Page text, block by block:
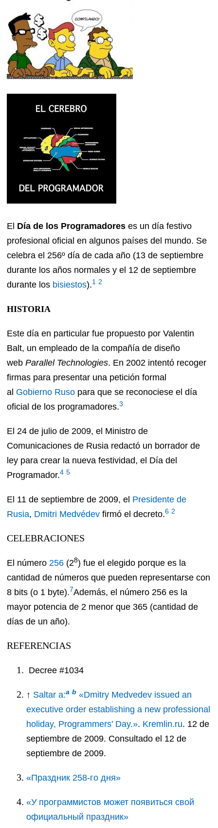
El Día de los Programadores es un día festivo
profesional oficial en algunos países del mundo. Se
celebra el 256º día de cada año (13 de septiembre
durante los años normales y el 12 de septiembre
durante los bisiestos).1 2
HISTORIA
Este día en particular fue propuesto por Valentin
Balt, un empleado de la compañía de diseño
web Parallel Technologies. En 2002 intentó recoger
firmas para presentar una petición formal
al Gobierno Ruso para que se reconociese el día
oficial de los programadores.3
El 24 de julio de 2009, el Ministro de
Comunicaciones de Rusia redactó un borrador de
ley para crear la nueva festividad, el Día del
Programador.4 5
El 11 de septiembre de 2009, el Presidente de
Rusia, Dmitri Medvédev firmó el decreto.6 2
CELEBRACIONES
El número 256 (28) fue el elegido porque es la
cantidad de números que pueden representarse con
8 bits (o 1 byte).7Además, el número 256 es la
mayor potencia de 2 menor que 365 (cantidad de
días de un año).
REFERENCIAS
Decree #1034
↑ Saltar a:a b «Dmitry Medvedev issued an
executive order establishing a new professional
holiday, Programmers’ Day.». Kremlin.ru. 12 de
septiembre de 2009. Consultado el 12 de
septiembre de 2009.
«Праздник 258-го дня»
«У программистов может появиться свой
официальный праздник»